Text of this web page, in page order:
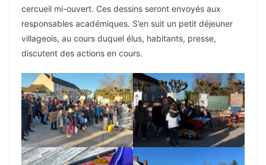
cercueil mi-ouvert. Ces dessins seront envoyés aux
responsables académiques. S’en suit un petit déjeuner
villageois, au cours duquel élus, habitants, presse,
discutent des actions en cours.